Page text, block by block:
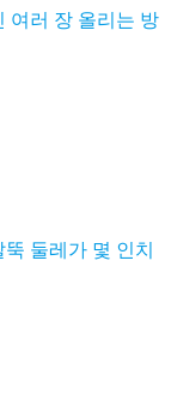
여러 장 올리는 방
둘레가 몇 인치